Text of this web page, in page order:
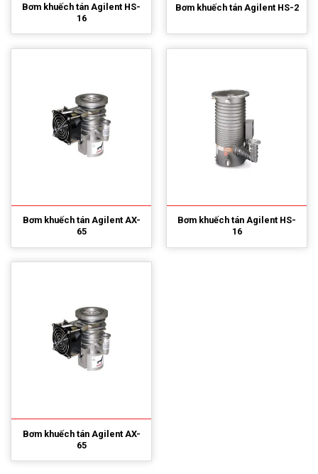
Bơm khuếch tán Agilent HS-
16
Bơm khuếch tán Agilent HS-2
Bơm khuếch tán Agilent AX-
65
Bơm khuếch tán Agilent HS-
16
Bơm khuếch tán Agilent AX-
65